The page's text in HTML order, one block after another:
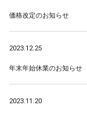
価格改定のお知らせ
2023.12.25
年末年始休業のお知らせ
2023.11.20